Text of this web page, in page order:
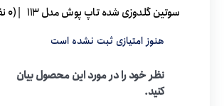
سوتین گلدوزی شده تاپ پوش مدل 113 | (0 نفر )
هنوز امتیازی ثبت نشده است
نظر خود را در مورد این محصول بیان
کنید.